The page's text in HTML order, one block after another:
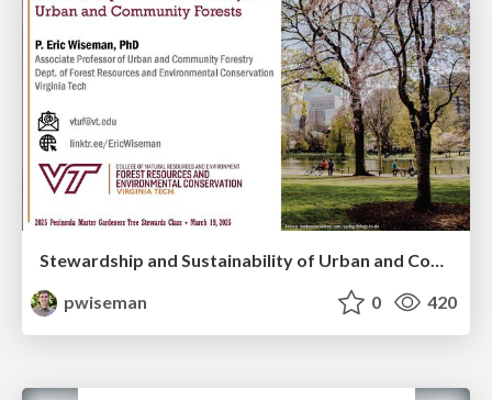
Stewardship and Sustainability of Urban and Community Forests
pwiseman
0 420